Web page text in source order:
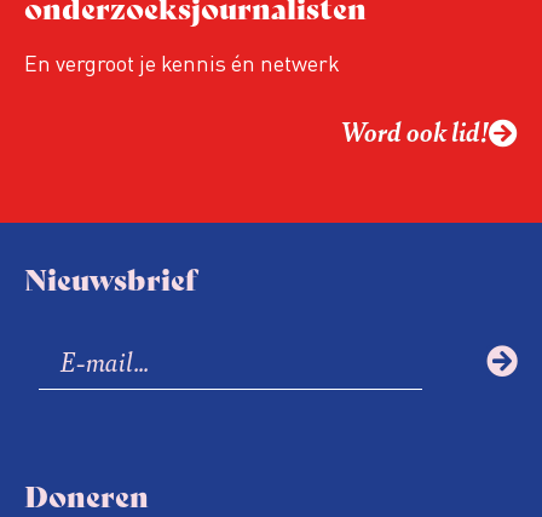
Hoe moet de journalistiek omgaan met
En vergroot je kennis én netwerk
Word ook lid!
Nieuwsbrief
Doneren